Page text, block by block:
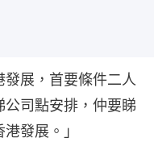
展，首要條件二人
司點安排，仲要睇
發展。」